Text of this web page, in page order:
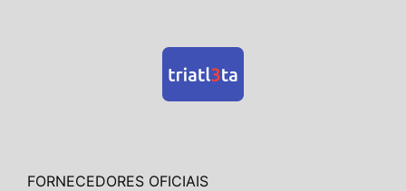
FORNECEDORES OFICIAIS